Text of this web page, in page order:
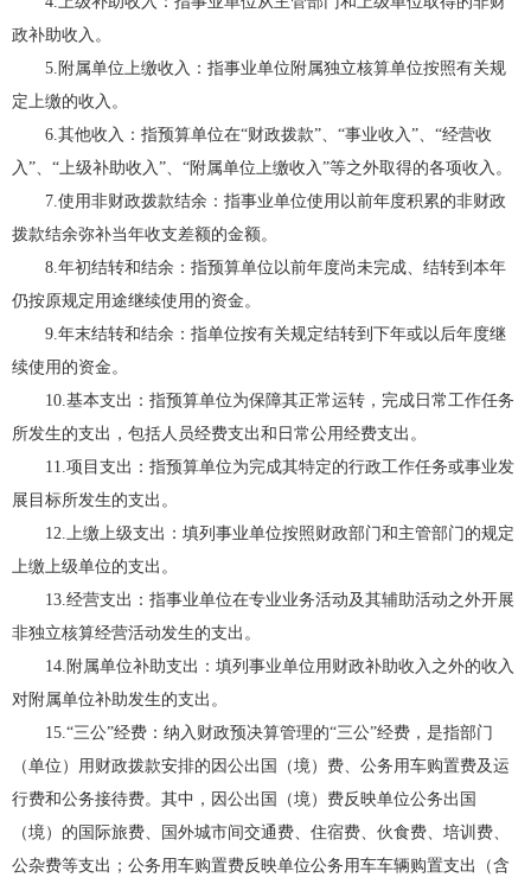
政补助收入。
5.附属单位上缴收入：指事业单位附属独立核算单位按照有关规
定上缴的收入。
6.其他收入：指预算单位在“财政拨款”、“事业收入”、“经营收
入”、“上级补助收入”、“附属单位上缴收入”等之外取得的各项收入。
7.使用非财政拨款结余：指事业单位使用以前年度积累的非财政
拨款结余弥补当年收支差额的金额。
8.年初结转和结余：指预算单位以前年度尚未完成、结转到本年
仍按原规定用途继续使用的资金。
9.年末结转和结余：指单位按有关规定结转到下年或以后年度继
续使用的资金。
10.基本支出：指预算单位为保障其正常运转，完成日常工作任务
所发生的支出，包括人员经费支出和日常公用经费支出。
11.项目支出：指预算单位为完成其特定的行政工作任务或事业发
展目标所发生的支出。
12.上缴上级支出：填列事业单位按照财政部门和主管部门的规定
上缴上级单位的支出。
13.经营支出：指事业单位在专业业务活动及其辅助活动之外开展
非独立核算经营活动发生的支出。
14.附属单位补助支出：填列事业单位用财政补助收入之外的收入
对附属单位补助发生的支出。
15.“三公”经费：纳入财政预决算管理的“三公”经费，是指部门
（单位）用财政拨款安排的因公出国（境）费、公务用车购置费及运
行费和公务接待费。其中，因公出国（境）费反映单位公务出国
（境）的国际旅费、国外城市间交通费、住宿费、伙食费、培训费、
公杂费等支出；公务用车购置费反映单位公务用车车辆购置支出（含